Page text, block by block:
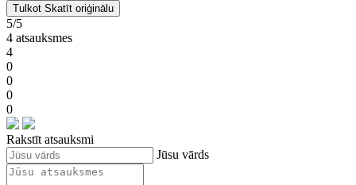
Tulkot Skatīt oriģinālu
5/5
4 atsauksmes
4
0
0
0
0
Rakstīt atsauksmi
Jūsu vārds